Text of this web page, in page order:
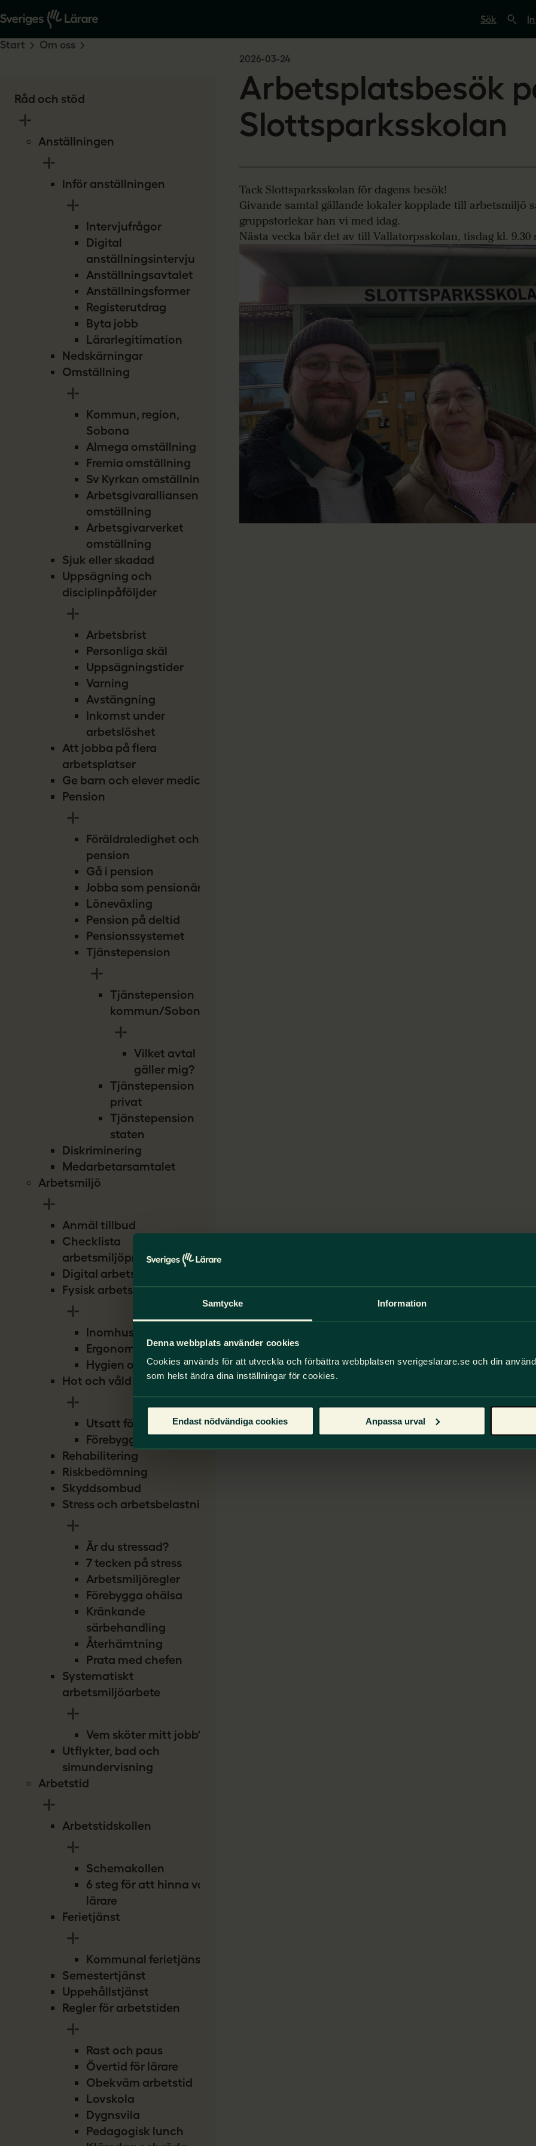
Samtycke Information
Denna webbplats använder cookies
Cookies används för att utveckla och förbättra webbplatsen sverigeslarare.se och din
som helst ändra dina inställningar för cookies.
Endast nödvändiga cookies Anpassa urval
ö
p
e
r
i
e
s
.
s
Råd och stöd
Anställningen
Inför anställningen
Intervjufrågor
Digital
anställningsintervju
Anställningsavtalet
Anställningsformer
Registerutdrag
Byta jobb
Lärarlegitimation
Nedskärningar
Omställning
Kommun, region,
Sobona
Almega omställning
Fremia omställning
Sv Kyrkan omställning
Arbetsgivaralliansen
omställning
Arbetsgivarverket
omställning
Sjuk eller skadad
Uppsägning och
disciplinpåföljder
Arbetsbrist
Personliga skäl
Uppsägningstider
Varning
Avstängning
Inkomst under
arbetslöshet
Att jobba på flera
arbetsplatser
Ge barn och elever medicin
Pension
Föräldraledighet och
pension
Gå i pension
Jobba som pensionär
Löneväxling
Pension på deltid
Pensionssystemet
Tjänstepension
Tjänstepension
kommun/Sobona
Vilket avtal
gäller mig?
Tjänstepension
privat
Tjänstepension
staten
Diskriminering
Medarbetarsamtalet
Arbetsmiljö
Anmäl tillbud
Checklista
arbetsmiljöproblem
Digital arbetsmiljö
Fysisk arbetsmiljö
Inomhusmiljö
Ergonomi
Hygien och smitta
Hot och våld
Utsatt för hot
Förebygg hot
Rehabilitering
Riskbedömning
Skyddsombud
Stress och arbetsbelastning
Är du stressad?
7 tecken på stress
Arbetsmiljöregler
Förebygga ohälsa
Kränkande
särbehandling
Återhämtning
Prata med chefen
Systematiskt
arbetsmiljöarbete
Vem sköter mitt jobb?
Utflykter, bad och
simundervisning
Arbetstid
Arbetstidskollen
Schemakollen
6 steg för att hinna vara
lärare
Ferietjänst
Kommunal ferietjänst
Semestertjänst
Uppehållstjänst
Regler för arbetstiden
Rast och paus
Övertid för lärare
Obekväm arbetstid
Lovskola
Dygnsvila
Pedagogisk lunch
Start Om oss
2026-03-24
Arbetsplatsbesök
Slottsparksskolan
Tack Slottsparksskolan för dagens besök!
Givande samtal gällande lokaler kopplade till arbetsmiljö
gruppstorlekar han vi med idag.
Nästa vecka bär det av till Vallatorpsskolan, tisdag kl. 9.30